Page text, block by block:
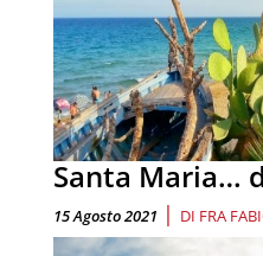
Santa Maria…
15 Agosto 2021 | DI FRA